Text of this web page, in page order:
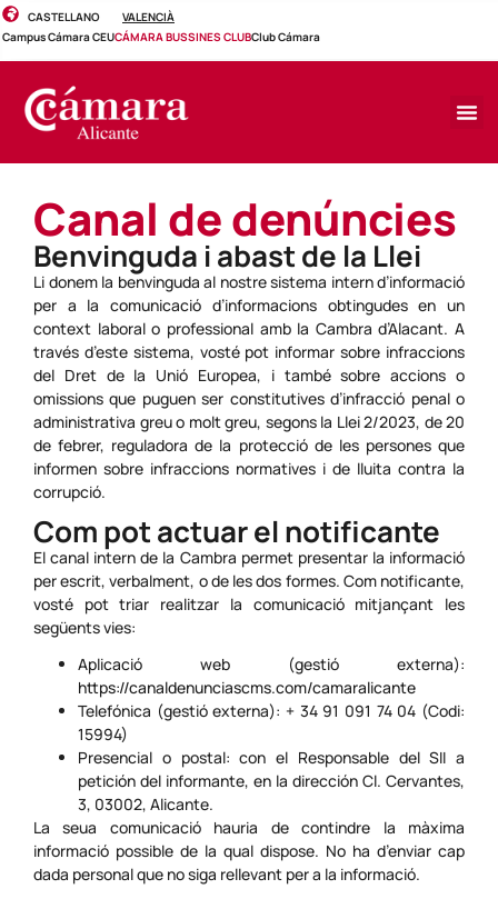
CASTELLANO
VALENCIÀ
Campus Cámara CEUCÁMARA BUSSINES CLUBClub Cámara
Canal de denúncies
Benvinguda i abast de la Llei
Li donem la benvinguda al nostre sistema intern d’informació
per a la comunicació d’informacions obtingudes en un
context laboral o professional amb la Cambra d’Alacant. A
través d’este sistema, vosté pot informar sobre infraccions
del Dret de la Unió Europea, i també sobre accions o
omissions que puguen ser constitutives d’infracció penal o
administrativa greu o molt greu, segons la Llei 2/2023, de 20
de febrer, reguladora de la protecció de les persones que
informen sobre infraccions normatives i de lluita contra la
corrupció.
Com pot actuar el notificante
El canal intern de la Cambra permet presentar la informació
per escrit, verbalment, o de les dos formes. Com notificante,
vosté pot triar realitzar la comunicació mitjançant les
següents vies:
Aplicació web (gestió externa):
https://canaldenunciascms.com/camaralicante
Telefónica (gestió externa): + 34 91 091 74 04 (Codi:
15994)
Presencial o postal: con el Responsable del SII a
petición del informante, en la dirección Cl. Cervantes,
3, 03002, Alicante.
La seua comunicació hauria de contindre la màxima
informació possible de la qual dispose. No ha d’enviar cap
dada personal que no siga rellevant per a la informació.